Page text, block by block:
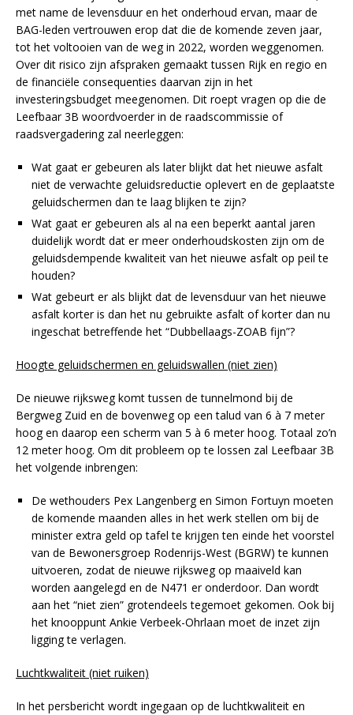
met name de levensduur en het onderhoud ervan, maar de
BAG-leden vertrouwen erop dat die de komende zeven jaar,
tot het voltooien van de weg in 2022, worden weggenomen.
Over dit risico zijn afspraken gemaakt tussen Rijk en regio en
de financiële consequenties daarvan zijn in het
investeringsbudget meegenomen. Dit roept vragen op die de
Leefbaar 3B woordvoerder in de raadscommissie of
raadsvergadering zal neerleggen:
Wat gaat er gebeuren als later blijkt dat het nieuwe asfalt
niet de verwachte geluidsreductie oplevert en de geplaatste
geluidschermen dan te laag blijken te zijn?
Wat gaat er gebeuren als al na een beperkt aantal jaren
duidelijk wordt dat er meer onderhoudskosten zijn om de
geluidsdempende kwaliteit van het nieuwe asfalt op peil te
houden?
Wat gebeurt er als blijkt dat de levensduur van het nieuwe
asfalt korter is dan het nu gebruikte asfalt of korter dan nu
ingeschat betreffende het “Dubbellaags-ZOAB fijn”?
Hoogte geluidschermen en geluidswallen (niet zien)
De nieuwe rijksweg komt tussen de tunnelmond bij de
Bergweg Zuid en de bovenweg op een talud van 6 à 7 meter
hoog en daarop een scherm van 5 à 6 meter hoog. Totaal zo’n
12 meter hoog. Om dit probleem op te lossen zal Leefbaar 3B
het volgende inbrengen:
De wethouders Pex Langenberg en Simon Fortuyn moeten
de komende maanden alles in het werk stellen om bij de
minister extra geld op tafel te krijgen ten einde het voorstel
van de Bewonersgroep Rodenrijs-West (BGRW) te kunnen
uitvoeren, zodat de nieuwe rijksweg op maaiveld kan
worden aangelegd en de N471 er onderdoor. Dan wordt
aan het “niet zien” grotendeels tegemoet gekomen. Ook bij
het knooppunt Ankie Verbeek-Ohrlaan moet de inzet zijn
ligging te verlagen.
Luchtkwaliteit (niet ruiken)
In het persbericht wordt ingegaan op de luchtkwaliteit en